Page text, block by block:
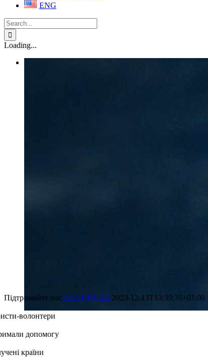
ENG
Search
for:
Loading...
Підтримайте насUA.SUPPORT2023-12-13T13:39:35+01:00
волонтери
допомогу
країни